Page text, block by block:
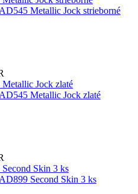
Metallic Jock strieborné
Metallic Jock zlaté
Second Skin 3 ks